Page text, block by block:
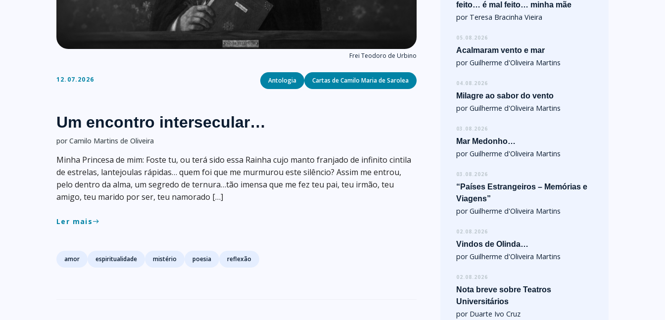
Frei Teodoro de Urbino
12.07.2026 Categories
Antologia Cartas de Camilo Maria de Sarolea
Um encontro intersecular…
por Camilo Martins de Oliveira
Minha Princesa de mim: Foste tu, ou terá sido essa Rainha cujo manto franjado de infinito cintila
de estrelas, lantejoulas rápidas… quem foi que me murmurou este silêncio? Assim me entrou,
pelo dentro da alma, um segredo de ternura…tão imensa que me fez teu pai, teu irmão, teu
amigo, teu marido por ser, teu namorado […]
Ler maiseast
Tags
amor espiritualidade mistério poesia reflexão
feito… é mal feito… minha mãe
por Teresa Bracinha Vieira
05.08.2026
Acalmaram vento e mar
por Guilherme d'Oliveira Martins
04.08.2026
Milagre ao sabor do vento
por Guilherme d'Oliveira Martins
03.08.2026
Mar Medonho…
por Guilherme d'Oliveira Martins
03.08.2026
“Países Estrangeiros – Memórias e
Viagens”
por Guilherme d'Oliveira Martins
02.08.2026
Vindos de Olinda…
por Guilherme d'Oliveira Martins
02.08.2026
Nota breve sobre Teatros
Universitários
por Duarte Ivo Cruz